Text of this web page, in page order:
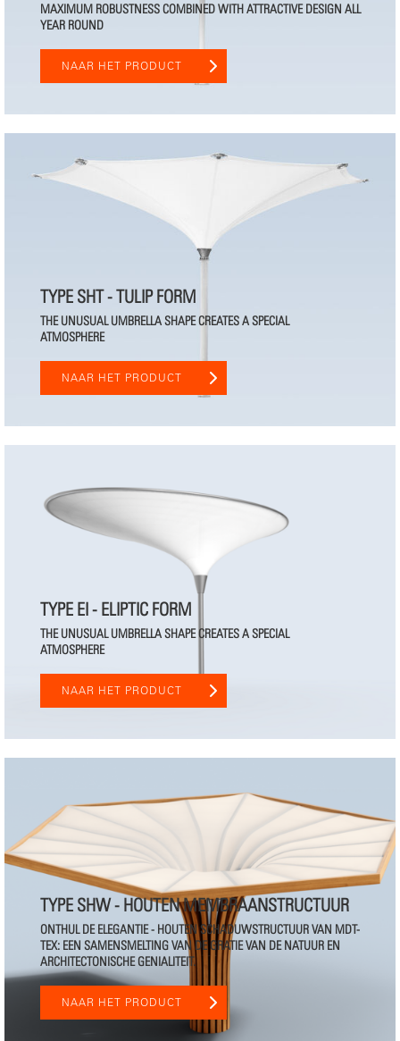
MAXIMUM ROBUSTNESS COMBINED WITH ATTRACTIVE DESIGN ALL
YEAR ROUND
NAAR HET PRODUCT
TYPE SHT - TULIP FORM
THE UNUSUAL UMBRELLA SHAPE CREATES A SPECIAL
ATMOSPHERE
NAAR HET PRODUCT
TYPE EI - ELIPTIC FORM
THE UNUSUAL UMBRELLA SHAPE CREATES A SPECIAL
ATMOSPHERE
NAAR HET PRODUCT
TYPE SHW - HOUTEN MEMBRAANSTRUCTUUR
ONTHUL DE ELEGANTIE - HOUTEN SCHADUWSTRUCTUUR VAN MDT-
TEX: EEN SAMENSMELTING VAN DE GRATIE VAN DE NATUUR EN
ARCHITECTONISCHE GENIALITEIT.
NAAR HET PRODUCT